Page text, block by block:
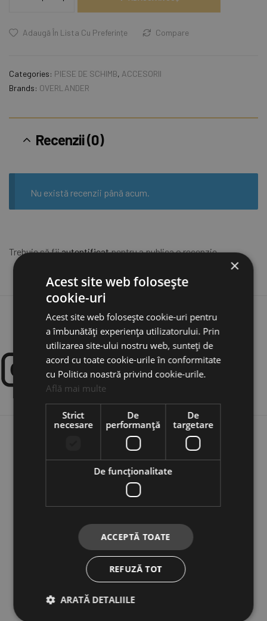
Adaugă În Lista Cu Preferințe Compare
Categories: PIESE DE SCHIMB, ACCESORII
Brands: OVERLANDER
Recenzii (0)
Nu există recenzii până acum.
Trebuie să fiiautentificatpentru a publica o recenzie.
MAGAZIN
Corturi
Marchize
Frigidere
INFORMAȚII
×
Acest site web folosește
cookie-uri
Acest site web folosește cookie-uri pentru
a îmbunătăți experiența utilizatorului. Prin
utilizarea site-ului nostru web, sunteți de
acord cu toate cookie-urile în conformitate
cu Politica noastră privind cookie-urile.
Află mai multe
Strict
necesare
De
performanță
De
targetare
De funcţionalitate
ACCEPTĂ TOATE
REFUZĂ TOT
ARATĂ DETALIILE